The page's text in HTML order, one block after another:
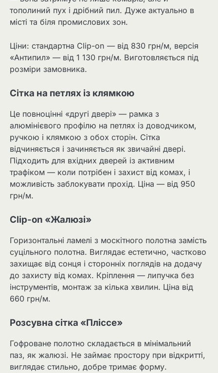
тополиний пух і дрібний пил. Дуже актуально в
місті та біля промислових зон.
Ціни: стандартна Clip-on — від 830 грн/м, версія
«Антипил» — від 1 130 грн/м. Виготовляється під
розміри замовника.
Сітка на петлях із клямкою
Це повноцінні «другі двері» — рамка з
алюмінієвого профілю на петлях із доводчиком,
ручкою і клямкою з обох сторін. Сітка
відчиняється і зачиняється як звичайні двері.
Підходить для вхідних дверей із активним
трафіком — коли потрібен і захист від комах, і
можливість заблокувати прохід. Ціна — від 950
грн/м.
Clip-on «Жалюзі»
Горизонтальні ламелі з москітного полотна замість
суцільного полотна. Виглядає естетично, частково
захищає від сонця і сторонніх поглядів на додачу
до захисту від комах. Кріплення — липучка без
інструментів, монтаж за кілька хвилин. Ціна від
660 грн/м.
Розсувна сітка «Пліссе»
Гофроване полотно складається в мінімальний
паз, як жалюзі. Не займає простору при відкритті,
виглядає стильно, добре тримає форму.